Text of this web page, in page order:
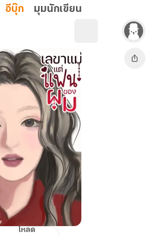
อีบุ๊ก มุมนักเขียน
โหลด